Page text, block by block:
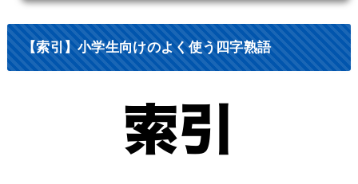
き）四字熟語「学習」■迷ったらコレ！四字熟語を学習する為のまとめ記事四字熟
【索引】小学生向けのよく使う四字熟語